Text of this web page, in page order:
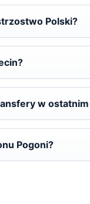
Polski?
w
Pogoni?